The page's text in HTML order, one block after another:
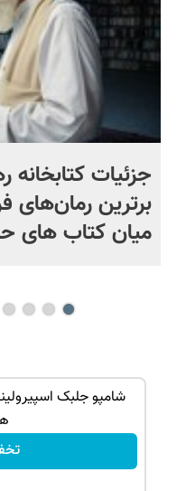
جزئیات کتابخانه
برترین رمان‌های
میان کتاب های